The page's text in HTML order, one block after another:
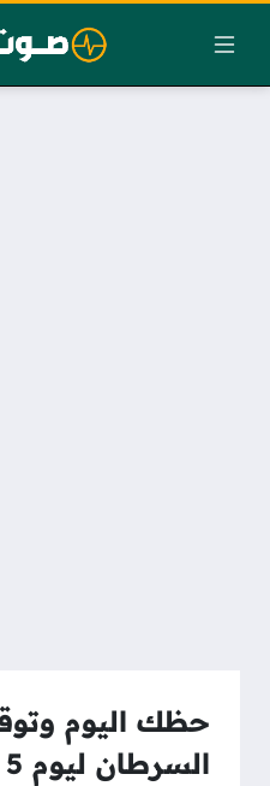
حظك اليوم